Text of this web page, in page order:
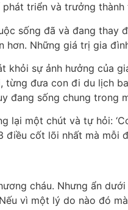
triển và trưởng
sống đã và đang
Những giá trị gia
sự ảnh hưởng của
đưa con đi du lịch
sống chung trong
lại một chút và tự hỏi:
cốt lõi nhất mà mỗi
cháu. Nhưng ẩn
vì một lý do nào đó